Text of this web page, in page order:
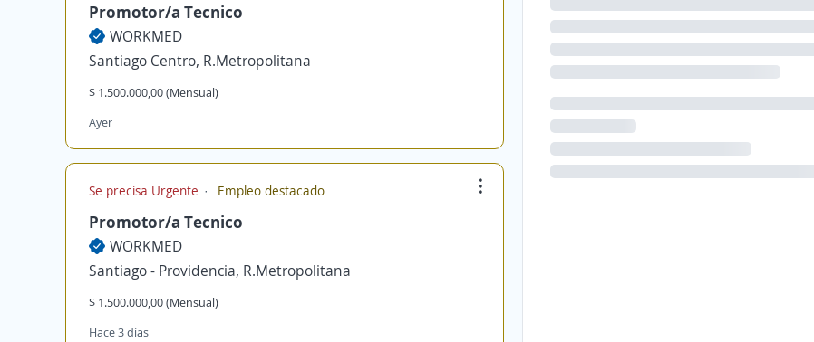
Promotor/a Tecnico
WORKMED
Santiago Centro, R.Metropolitana
$ 1.500.000,00 (Mensual)
Ayer
Se precisa Urgente Empleo destacado
Promotor/a Tecnico
WORKMED
Santiago - Providencia, R.Metropolitana
$ 1.500.000,00 (Mensual)
Hace 3 días